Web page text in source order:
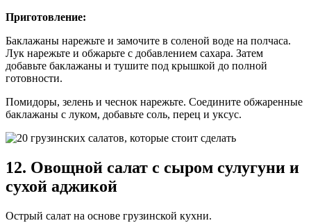
Приготовление:
Баклажаны нарежьте и замочите в соленой воде на полчаса.
Лук нарежьте и обжарьте с добавлением сахара. Затем
добавьте баклажаны и тушите под крышкой до полной
готовности.
Помидоры, зелень и чеснок нарежьте. Соедините обжаренные
баклажаны с луком, добавьте соль, перец и уксус.
12. Овощной салат с сыром сулугуни и
сухой аджикой
Острый салат на основе грузинской кухни.